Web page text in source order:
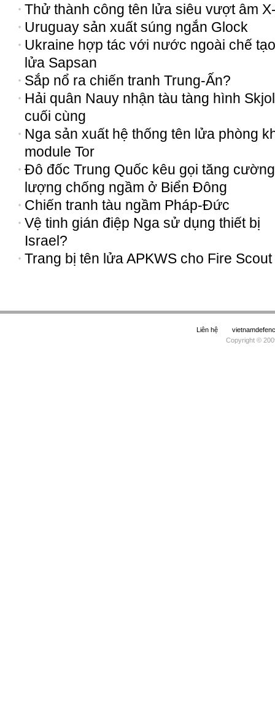
Thử thành công tên lửa siêu vượt âm
Uruguay sản xuất súng ngắn Glock
Ukraine hợp tác với nước ngoài chế
lửa Sapsan
Sắp nổ ra chiến tranh Trung-Ấn?
Hải quân Nauy nhận tàu tàng hình
cuối cùng
Nga sản xuất hệ thống tên lửa phòng
module Tor
Đô đốc Trung Quốc kêu gọi tăng
lượng chống ngầm ở Biển Đông
Chiến tranh tàu ngầm Pháp-Đức
Vệ tinh gián điệp Nga sử dụng thiết bị
Israel?
Trang bị tên lửa APKWS cho Fire Scout
Liên hệ
Copyright ©